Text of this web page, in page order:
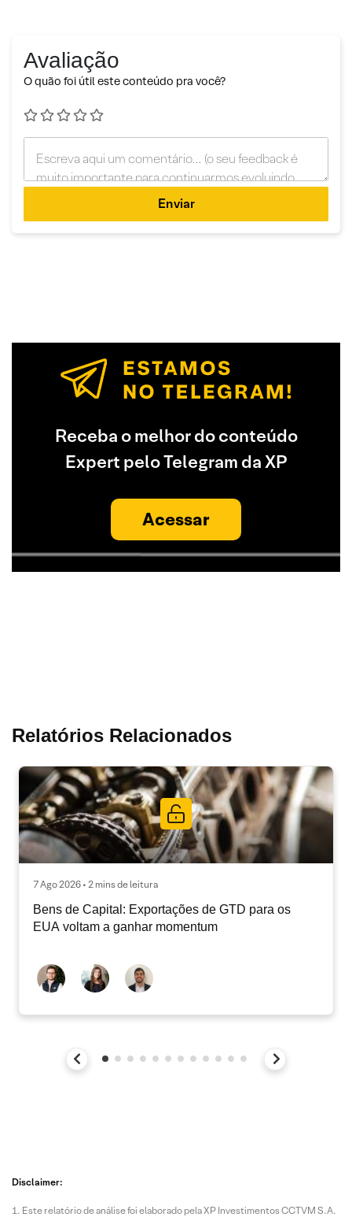
Avaliação
O quão foi útil este conteúdo pra você?
Enviar
Receba o melhor do conteúdo
Expert pelo Telegram da XP
Acessar
Relatórios Relacionados
7 Ago 2026 • 2 mins de leitura
Bens de Capital: Exportações de GTD para os
EUA voltam a ganhar momentum
Disclaimer:
Este relatório de análise foi elaborado pela XP Investimentos CCTVM S.A.